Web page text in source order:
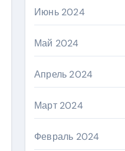
Июнь 2024
Май 2024
Апрель 2024
Март 2024
Февраль 2024